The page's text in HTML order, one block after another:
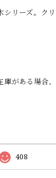
シリーズ。ク
庫がある場合
408